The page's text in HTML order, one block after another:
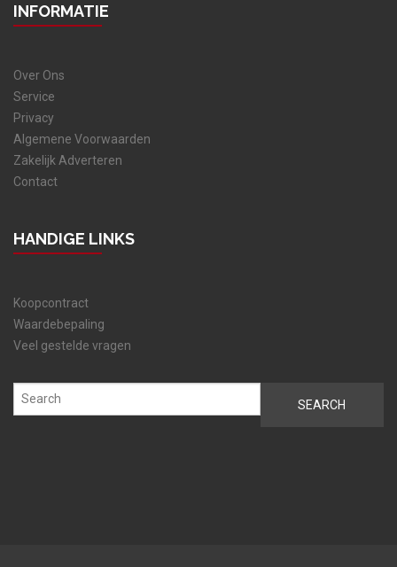
INFORMATIE
Over Ons
Service
Privacy
Algemene Voorwaarden
Zakelijk Adverteren
Contact
HANDIGE LINKS
Koopcontract
Waardebepaling
Veel gestelde vragen